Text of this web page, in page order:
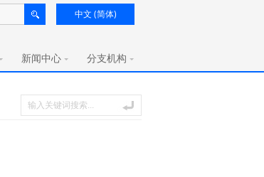
新闻中心 分支机构
中文 (简体)